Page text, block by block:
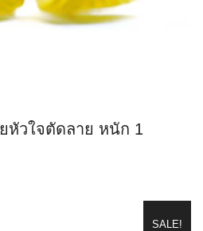
หัวใจตัดลาย หนัก 1
SALE!